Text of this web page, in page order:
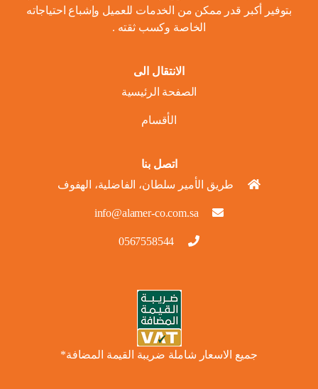
بتوفير أكبر قدر ممكن من الخدمات للعميل وإشباع احتياجاته
الخاصة وكسب ثقته .
الانتقال الى
الصفحة الرئيسية
الأقسام
اتصل بنا
طريق الأمير سلطان، الفاضلية، الهفوف
info@alamer-co.com.sa
0567558544
جميع الاسعار شاملة ضريبة القيمة المضافة*